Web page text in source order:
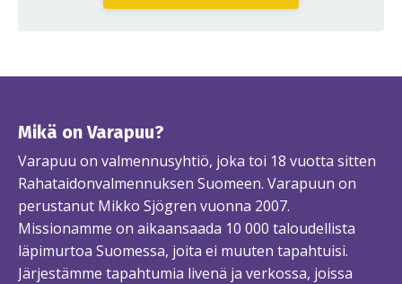
Mikä on Varapuu?
Varapuu on valmennusyhtiö, joka toi 18 vuotta sitten
Rahataidonvalmennuksen Suomeen. Varapuun on
perustanut Mikko Sjögren vuonna 2007.
Missionamme on aikaansaada 10 000 taloudellista
läpimurtoa Suomessa, joita ei muuten tapahtuisi.
Järjestämme tapahtumia livenä ja verkossa, joissa